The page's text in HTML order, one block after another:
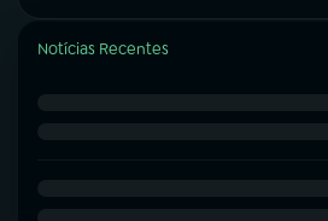
Notícias Recentes